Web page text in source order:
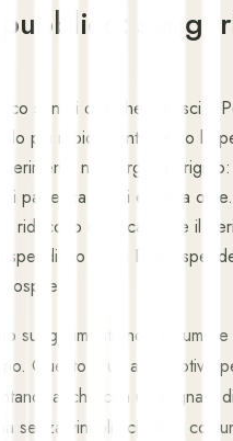
sono i dati che fornisci a
più rapidamente verso le
non targeting
di partenza e poi esplora
riducono drasticamente il
in cui PMax
ospite.
suggerimenti, non assumere
Questo è un altro motivo
anche con un segnale
senza vincoli scivolerà